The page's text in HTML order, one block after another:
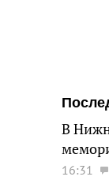
В
16:31